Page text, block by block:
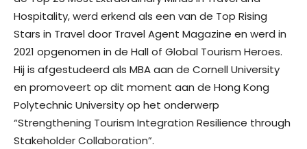
Hospitality, werd erkend als een van de Top Rising
Stars in Travel door Travel Agent Magazine en werd in
2021 opgenomen in de Hall of Global Tourism Heroes.
Hij is afgestudeerd als MBA aan de Cornell University
en promoveert op dit moment aan de Hong Kong
Polytechnic University op het onderwerp
“Strengthening Tourism Integration Resilience through
Stakeholder Collaboration”.